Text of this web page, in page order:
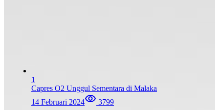
1
Capres O2 Unggul Sementara di Malaka
14 Februari 2024
3799